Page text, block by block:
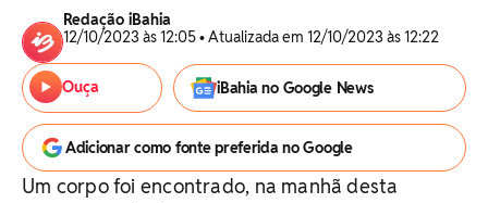
Redação iBahia
12/10/2023 às 12:05 • Atualizada em 12/10/2023 às 12:22
Ouça iBahia no Google News
Adicionar como fonte preferida no Google
Um corpo foi encontrado, na manhã desta